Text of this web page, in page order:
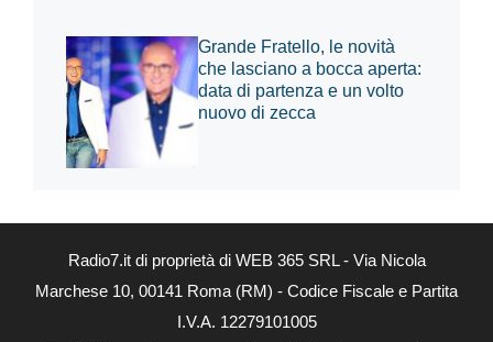
Grande Fratello, le novità
che lasciano a bocca aperta:
data di partenza e un volto
nuovo di zecca
Radio7.it di proprietà di WEB 365 SRL - Via Nicola
Marchese 10, 00141 Roma (RM) - Codice Fiscale e Partita
I.V.A. 12279101005